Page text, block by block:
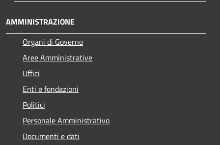
AMMINISTRAZIONE
Organi di Governo
Aree Amministrative
Uffici
Enti e fondazioni
Politici
Personale Amministrativo
Documenti e dati